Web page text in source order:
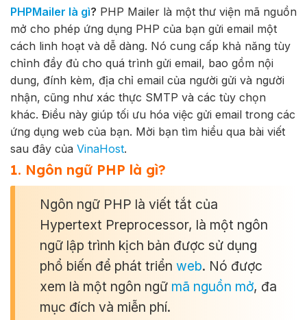
PHPMailer là gì? PHP Mailer là một thư viện mã nguồn
mở cho phép ứng dụng PHP của bạn gửi email một
cách linh hoạt và dễ dàng. Nó cung cấp khả năng tùy
chỉnh đầy đủ cho quá trình gửi email, bao gồm nội
dung, đính kèm, địa chỉ email của người gửi và người
nhận, cũng như xác thực SMTP và các tùy chọn
khác. Điều này giúp tối ưu hóa việc gửi email trong các
ứng dụng web của bạn. Mời bạn tìm hiểu qua bài viết
sau đây của VinaHost.
1. Ngôn ngữ PHP là gì?
Ngôn ngữ PHP là viết tắt của
Hypertext Preprocessor, là một ngôn
ngữ lập trình kịch bản được sử dụng
phổ biến để phát triển web. Nó được
xem là một ngôn ngữ mã nguồn mở, đa
mục đích và miễn phí.